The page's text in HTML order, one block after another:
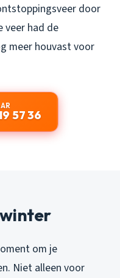
door
veer had de
meer houvast voor
57 36
om je
Niet alleen voor